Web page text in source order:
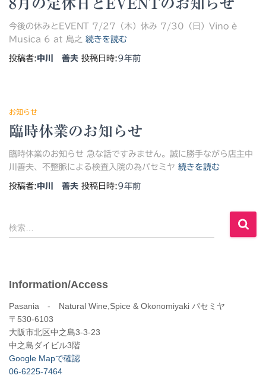
8月の定休日とEVENTのお知らせ
今後の休みとEVENT 7/27（木）休み 7/30（日）Vino è
Musica 6 at 島之 続きを読む
投稿者:中川 善夫 投稿日時:9年前
お知らせ
臨時休業のお知らせ
臨時休業のお知らせ 急な話ですみません。誠に勝手ながら店主中
川善夫、不整脈による検査入院の為パセミヤ 続きを読む
投稿者:中川 善夫 投稿日時:9年前
検
索
検索…
Information/Access
Pasania - Natural Wine,Spice & Okonomiyaki パセミヤ
〒530-6103
大阪市北区中之島3-3-23
中之島ダイビル3階
Google Mapで確認
06-6225-7464